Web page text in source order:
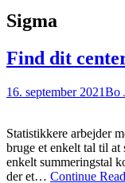
Sigma
Find dit
16. september 2021Bo
Statistikkere arbejder
bruge et enkelt tal til
enkelt summeringstal
der et… Continue